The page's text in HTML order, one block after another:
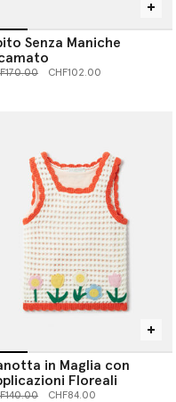
Senza Maniche
ridotto da
a CHF102.00
in Maglia con
Floreali
ridotto da
a CHF84.00